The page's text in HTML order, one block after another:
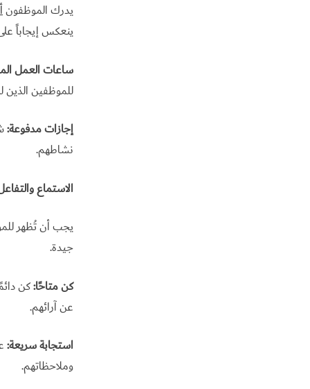
يدرك الموظفون
ينعكس إيجاباً
ساعات العمل
للموظفين
إجازات مدفوعة:
نشاطهم.
الاستماع
يجب أن تُظهر
جيدة.
كن متاحًا:كن
عن آرائهم.
استجابة سريعة:
وملاحظاتهم.